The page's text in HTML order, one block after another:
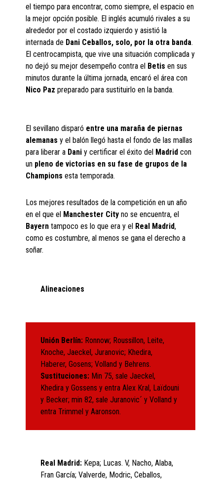
el tiempo para encontrar, como siempre, el espacio en
la mejor opción posible. El inglés acumuló rivales a su
alrededor por el costado izquierdo y asistió la
internada de Dani Ceballos, solo, por la otra banda.
El centrocampista, que vive una situación complicada y
no dejó su mejor desempeño contra el Betis en sus
minutos durante la última jornada, encaró el área con
Nico Paz preparado para sustituirlo en la banda.
El sevillano disparó entre una maraña de piernas
alemanas y el balón llegó hasta el fondo de las mallas
para liberar a Dani y certificar el éxito del Madrid con
un pleno de victorias en su fase de grupos de la
Champions esta temporada.
Los mejores resultados de la competición en un año
en el que el Manchester City no se encuentra, el
Bayern tampoco es lo que era y el Real Madrid,
como es costumbre, al menos se gana el derecho a
soñar.
Alineaciones
Unión Berlín: Ronnow; Roussillon, Leite,
Knoche, Jaeckel, Juranovic; Khedira,
Haberer, Gosens; Volland y Behrens.
Sustituciones: Min 75, sale Jaeckel,
Khedira y Gossens y entra Alex Kral, Laïdouni
y Becker; min 82, sale Juranovic´ y Volland y
entra Trimmel y Aaronson.
Real Madrid: Kepa; Lucas. V, Nacho, Alaba,
Fran García; Valverde, Modric, Ceballos,